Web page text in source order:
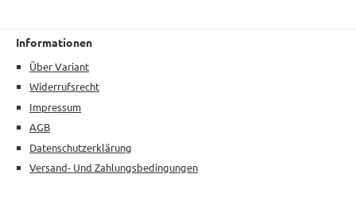
Informationen
Über Variant
Widerrufsrecht
Impressum
AGB
Datenschutzerklärung
Versand- Und Zahlungsbedingungen